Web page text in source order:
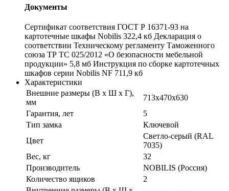
Документы
Сертификат соответствия ГОСТ Р 16371-93 на
картотечные шкафы Nobilis 322,4 кб Декларация о
соответствии Техническому регламенту Таможенного
союза ТР ТС 025/2012 «О безопасности мебельной
продукции» 5,8 мб Инструкция по сборке картотечных
шкафов серии Nobilis NF 711,9 кб
Характеристики
Внешние размеры (В х Ш х Г),
мм
713x470x630
Гарантия, лет
5
Тип замка
Ключевой
Цвет
Cветло-серый (RAL
7035)
Вес, кг
32
Производитель
NOBILIS (Россия)
Количество ящиков
2